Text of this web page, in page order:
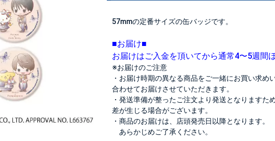
57mmの定番サイズの缶バッジです。
■お届け■
お届けはご入金を頂いてから通常4〜5週間
※お届けのご注意
・お届け時期の異なる商品をご一緒にお買い求め
合わせてお届けさせていただきます。
・発送準備が整ったご注文より発送となりますた
差が生じる場合がございます。
・商品のお届けは、店頭発売日以降となります。
あらかじめご了承ください。